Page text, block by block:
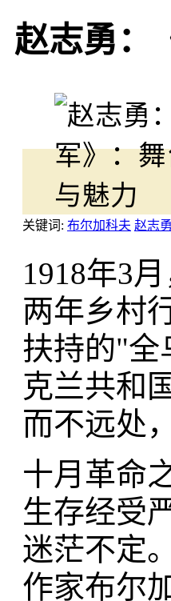
赵志勇：
关键词: 布尔加科夫 赵志勇
1918年3
两年乡村
扶持的"全
克兰共和
而不远处
十月革命
生存经受
迷茫不定
作家布尔